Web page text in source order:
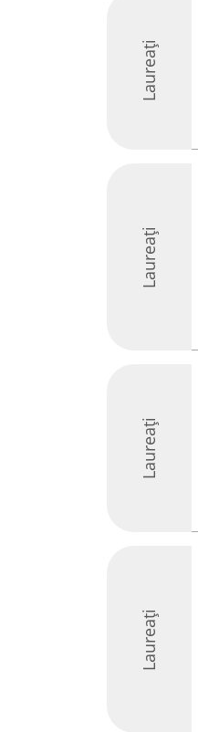
Laureați
Laureați
Laureați
Laureați